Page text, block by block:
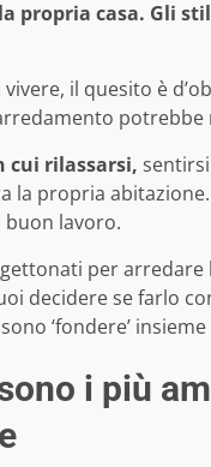
propria casa. Gli
il quesito è
cui rilassarsi,
la propria
buon lavoro.
per
decidere se farlo
‘fondere’
i più